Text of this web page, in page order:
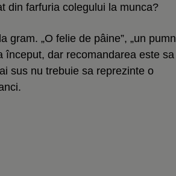
din farfuria colegului la munca?
„O felie de pâine”, „un pumn
început, dar recomandarea este sa
sus nu trebuie sa reprezinte o